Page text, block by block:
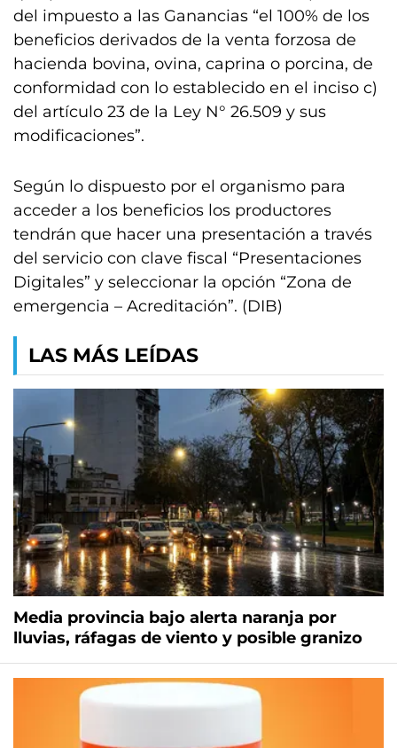
del impuesto a las Ganancias “el 100% de los
beneficios derivados de la venta forzosa de
hacienda bovina, ovina, caprina o porcina, de
conformidad con lo establecido en el inciso c)
del artículo 23 de la Ley N° 26.509 y sus
modificaciones”.
Según lo dispuesto por el organismo para
acceder a los beneficios los productores
tendrán que hacer una presentación a través
del servicio con clave fiscal “Presentaciones
Digitales” y seleccionar la opción “Zona de
emergencia – Acreditación”. (DIB)
LAS MÁS LEÍDAS
Media provincia bajo alerta naranja por
lluvias, ráfagas de viento y posible granizo